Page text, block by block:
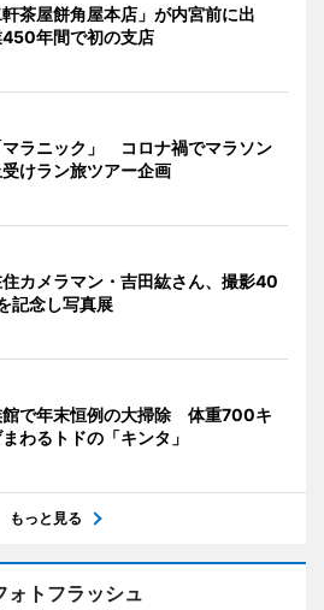
茶屋餅角屋本店」が内宮前に出
年間で初の支店
マラニック」 コロナ禍でマラソン
けラン旅ツアー企画
カメラマン・吉田紘さん、撮影40
記念し写真展
館で年末恒例の大掃除 体重700キ
わるトドの「キンタ」
もっと見る
ォトフラッシュ